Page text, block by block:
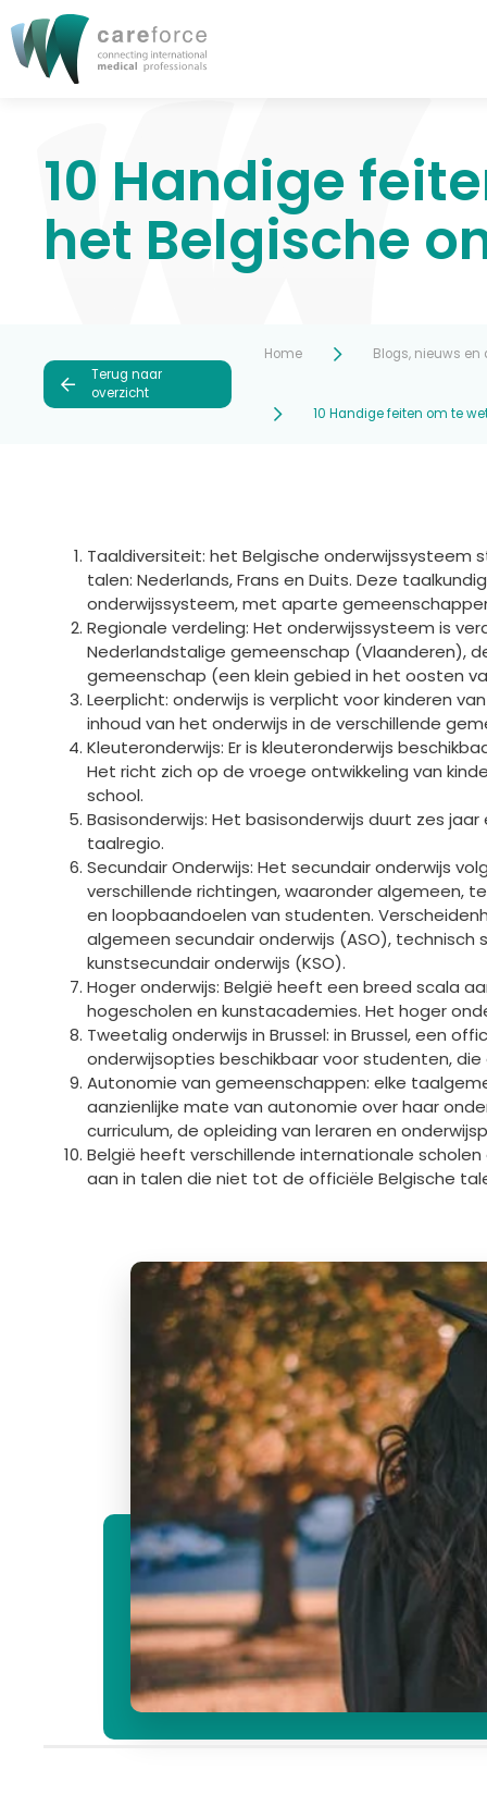
10 Handige
het Belgische
Terug naar
overzicht
Home Blogs, nieuws en
10 Handige feiten om te
Taaldiversiteit: het Belgische
talen: Nederlands, Frans en Duits. Deze
onderwijssysteem, met aparte
Regionale verdeling: Het onderwijssysteem is
Nederlandstalige gemeenschap (Vlaanderen),
gemeenschap (een klein gebied in het oosten
Leerplicht: onderwijs is verplicht voor kinderen
inhoud van het onderwijs in de verschillende
Kleuteronderwijs: Er is kleuteronderwijs
Het richt zich op de vroege ontwikkeling van
school.
Basisonderwijs: Het basisonderwijs duurt zes
taalregio.
Secundair Onderwijs: Het secundair onderwijs
verschillende richtingen, waaronder algemeen,
en loopbaandoelen van studenten.
algemeen secundair onderwijs (ASO), technisch
kunstsecundair onderwijs (KSO).
Hoger onderwijs: België heeft een breed scala
hogescholen en kunstacademies. Het hoger
Tweetalig onderwijs in Brussel: in Brussel, een
onderwijsopties beschikbaar voor studenten,
Autonomie van gemeenschappen: elke
aanzienlijke mate van autonomie over haar
curriculum, de opleiding van leraren en
België heeft verschillende internationale
aan in talen die niet tot de officiële Belgische